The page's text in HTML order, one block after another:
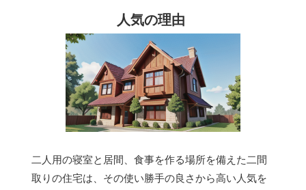
人気の理由
二人用の寝室と居間、食事を作る場所を備えた二間
取りの住宅は、その使い勝手の良さから高い人気を